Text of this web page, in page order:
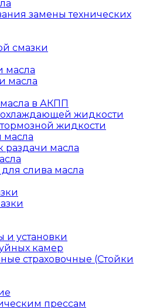
замены технических
смазки
масла
масла
в АКПП
жидкости
жидкости
масла
раздачи масла
слива масла
и установки
камер
страховочные (Стойки
прессам